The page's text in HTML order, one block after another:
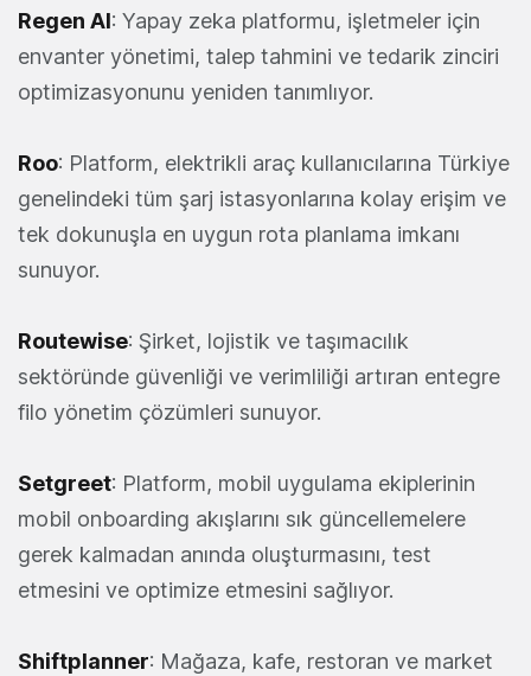
Regen AI: Yapay zeka platformu, işletmeler için
envanter yönetimi, talep tahmini ve tedarik zinciri
optimizasyonunu yeniden tanımlıyor.
Roo: Platform, elektrikli araç kullanıcılarına Türkiye
genelindeki tüm şarj istasyonlarına kolay erişim ve
tek dokunuşla en uygun rota planlama imkanı
sunuyor.
Routewise: Şirket, lojistik ve taşımacılık
sektöründe güvenliği ve verimliliği artıran entegre
filo yönetim çözümleri sunuyor.
Setgreet: Platform, mobil uygulama ekiplerinin
mobil onboarding akışlarını sık güncellemelere
gerek kalmadan anında oluşturmasını, test
etmesini ve optimize etmesini sağlıyor.
Shiftplanner: Mağaza, kafe, restoran ve market